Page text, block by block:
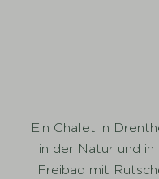
Ein Chalet in
in der Natur und
Freibad mit